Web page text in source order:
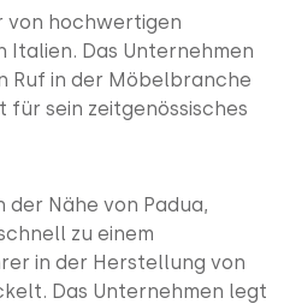
von hochwertigen
Italien. Das Unternehmen
Ruf in der Möbelbranche
sein zeitgenössisches
der Nähe von Padua,
zu einem
in der Herstellung von
Das Unternehmen legt